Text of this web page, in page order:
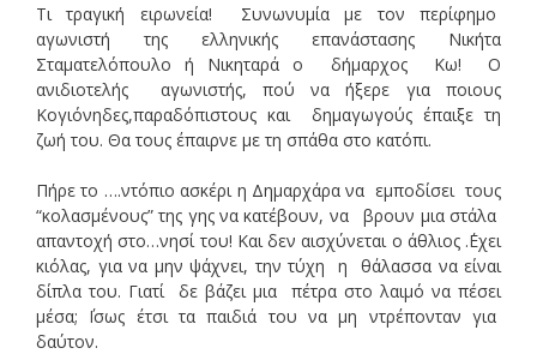
Τι τραγική ειρωνεία! Συνωνυμία με τον περίφημο
αγωνιστή της ελληνικής επανάστασης Νικήτα
Σταματελόπουλο ή Νικηταρά ο δήμαρχος Κω! Ο
ανιδιοτελής αγωνιστής, πού να ήξερε για ποιους
Κογιόνηδες,παραδόπιστους και δημαγωγούς έπαιξε τη
ζωή του. Θα τους έπαιρνε με τη σπάθα στο κατόπι.
Πήρε το ….ντόπιο ασκέρι η Δημαρχάρα να εμποδίσει τους
“κολασμένους” της γης να κατέβουν, να βρουν μια στάλα
απαντοχή στο…νησί του! Και δεν αισχύνεται ο άθλιος .΄Εχει
κιόλας, για να μην ψάχνει, την τύχη η θάλασσα να είναι
δίπλα του. Γιατί δε βάζει μια πέτρα στο λαιμό να πέσει
μέσα; ΄Ισως έτσι τα παιδιά του να μη ντρέπονταν για
δαύτον.